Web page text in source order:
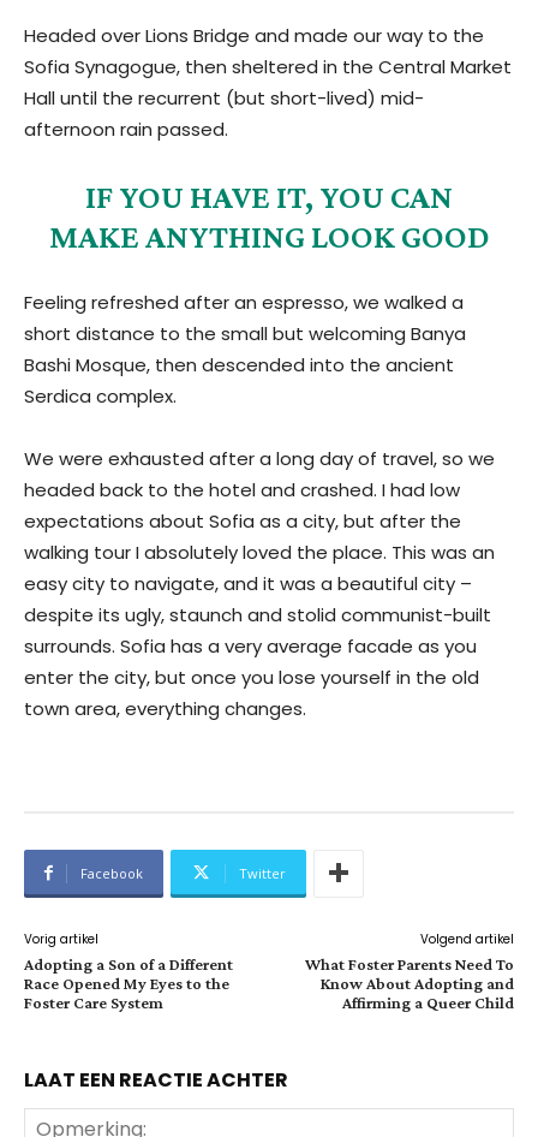
Headed over Lions Bridge and made our way to the
Sofia Synagogue, then sheltered in the Central Market
Hall until the recurrent (but short-lived) mid-
afternoon rain passed.
IF YOU HAVE IT, YOU CAN
MAKE ANYTHING LOOK GOOD
Feeling refreshed after an espresso, we walked a
short distance to the small but welcoming Banya
Bashi Mosque, then descended into the ancient
Serdica complex.
We were exhausted after a long day of travel, so we
headed back to the hotel and crashed. I had low
expectations about Sofia as a city, but after the
walking tour I absolutely loved the place. This was an
easy city to navigate, and it was a beautiful city –
despite its ugly, staunch and stolid communist-built
surrounds. Sofia has a very average facade as you
enter the city, but once you lose yourself in the old
town area, everything changes.
Facebook Twitter
Vorig artikel
Adopting a Son of a Different
Race Opened My Eyes to the
Foster Care System
Volgend artikel
What Foster Parents Need To
Know About Adopting and
Affirming a Queer Child
LAAT EEN REACTIE ACHTER